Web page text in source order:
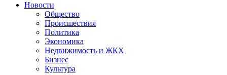
Новости
Общество
Происшествия
Политика
Экономика
Недвижимость и ЖКХ
Бизнес
Культура